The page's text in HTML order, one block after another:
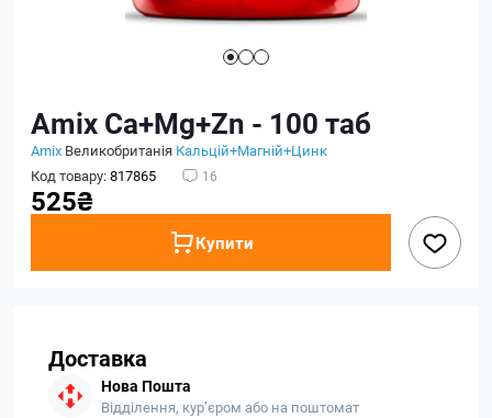
Amix Ca+Mg+Zn - 100 таб
Amix Великобританія Кальцій+Магній+Цинк
Код товару:817865 16
525₴
Купити
Доставка
Нова Пошта
Відділення, кур’єром або на поштомат